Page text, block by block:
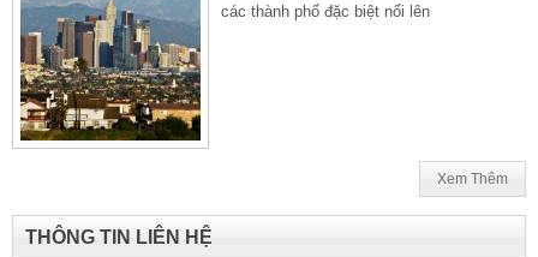
các thành phố đặc biệt nổi lên
Xem Thêm
THÔNG TIN LIÊN HỆ